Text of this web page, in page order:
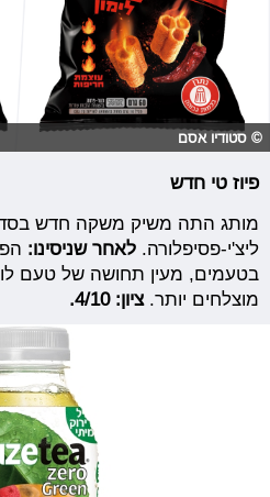
© סטודיו אסם
פיוז טי חדש
ליצ'י-פסיפלורה. לאחר שניסינו:
בטעמים, מעין תחושה של טעם
מוצלחים יותר.ציון: 4/10.